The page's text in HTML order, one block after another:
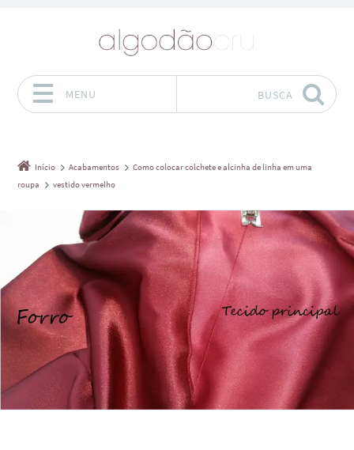
MENU BUSCA
Início Acabamentos
Como colocar colchete e alcinha de linha em uma
roupa
vestido vermelho